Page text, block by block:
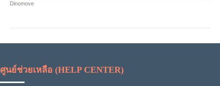
Dinomove
ศูนย์ช่วยเหลือ (HELP CENTER)